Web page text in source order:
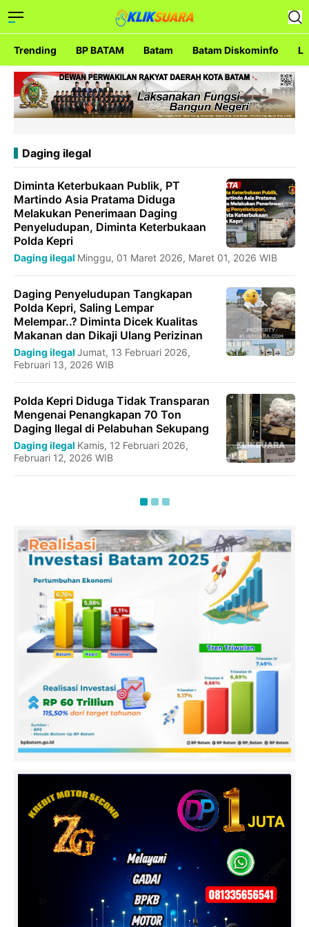
Trending BP BATAM Batam Batam Diskominfo
Daging ilegal
Diminta Keterbukaan Publik, PT
Martindo Asia Pratama Diduga
Melakukan Penerimaan Daging
Penyeludupan, Diminta Keterbukaan
Polda Kepri
Daging ilegal Minggu, 01 Maret 2026, Maret 01, 2026 WIB
Daging Penyeludupan Tangkapan
Polda Kepri, Saling Lempar
Melempar..? Diminta Dicek Kualitas
Makanan dan Dikaji Ulang Perizinan
Daging ilegal Jumat, 13 Februari 2026,
Februari 13, 2026 WIB
Polda Kepri Diduga Tidak Transparan
Mengenai Penangkapan 70 Ton
Daging Ilegal di Pelabuhan Sekupang
Daging ilegal Kamis, 12 Februari 2026,
Februari 12, 2026 WIB